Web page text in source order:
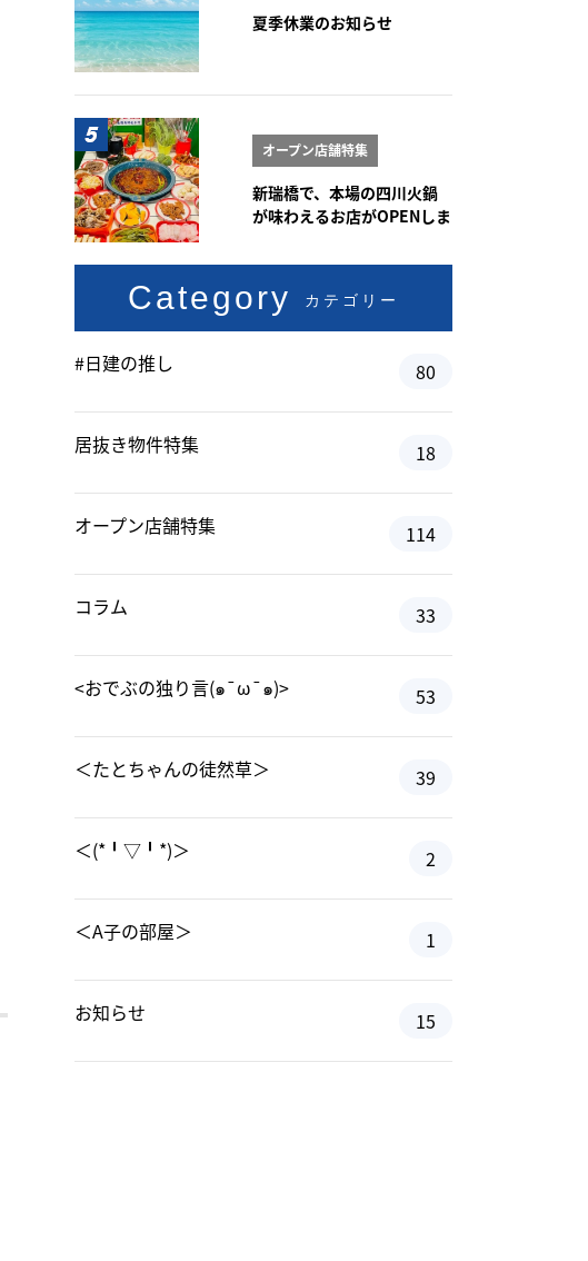
夏季休業のお知らせ
オープン店舗特集
新瑞橋で、本場の四川火鍋
が味わえるお店がOPENしま
Category カテゴリー
#日建の推し 80
居抜き物件特集 18
オープン店舗特集 114
コラム 33
<おでぶの独り言(๑¯ω¯๑)> 53
＜たとちゃんの徒然草＞ 39
＜(*╹▽╹*)＞ 2
＜A子の部屋＞ 1
お知らせ 15